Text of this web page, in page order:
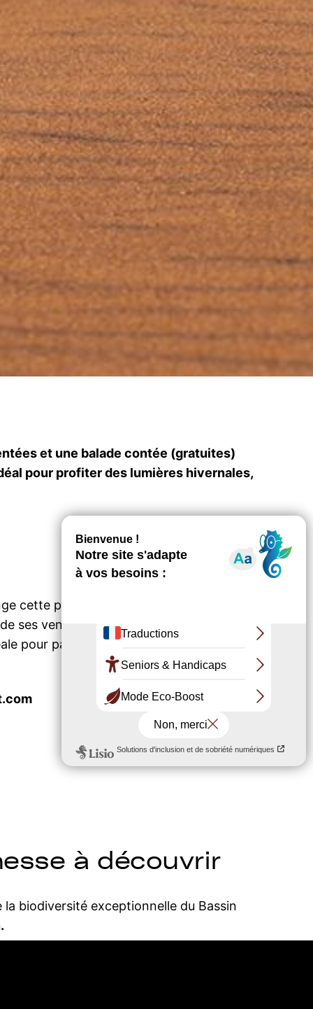
et une balade contée (gratuites)
pour profiter des lumières hivernales,
cette parenthèse hivernale. Portés par la
ses vents, de ses arbres et de ses
pour partager un moment hors du
à découvrir
biodiversité exceptionnelle du Bassin